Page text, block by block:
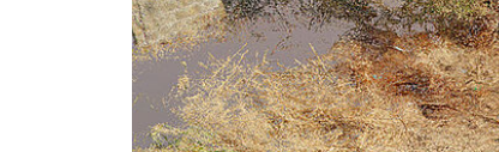
SOSTENIBILITÀ